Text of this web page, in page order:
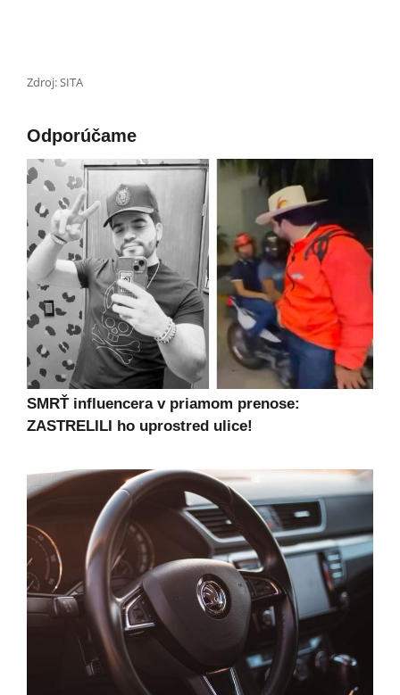
Zdroj: SITA
Odporúčame
SMRŤ influencera v priamom prenose:
ZASTRELILI ho uprostred ulice!